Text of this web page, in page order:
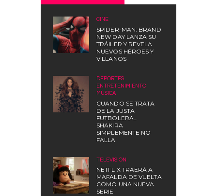
CINE
SPIDER-MAN: BRAND
NEW DAY LANZA SU
TRÁILER Y REVELA
NUEVOS HÉROES Y
VILLANOS
DEPORTES
ENTRETENIMIENTO
MÚSICA
CUANDO SE TRATA
DE LA JUSTA
FUTBOLERA…
SHAKIRA
SIMPLEMENTE NO
FALLA
TELEVISIÓN
NETFLIX TRAERÁ A
MAFALDA DE VUELTA
COMO UNA NUEVA
SERIE